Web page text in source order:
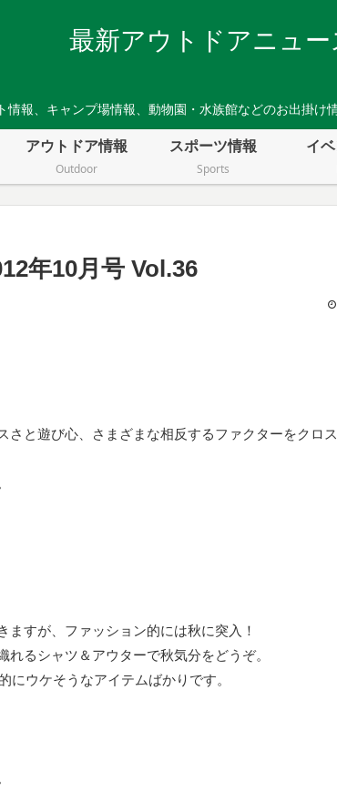
最新アウトドアニュー
情報、キャンプ場情報、動物園・水族館などのお出掛け
アウトドア情報
Outdoor
スポーツ情報
Sports
イ
年10月号 Vol.36
と遊び心、さまざまな相反するファクターをクロ
すが、ファッション的には秋に突入！
るシャツ＆アウターで秋気分をどうぞ。
ウケそうなアイテムばかりです。